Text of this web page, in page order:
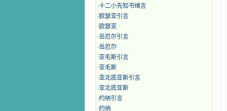
·十二小先知书绪言
·欧瑟亚引言
·欧瑟亚
·岳厄尔引言
·岳厄尔
·亚毛斯引言
·亚毛斯
·亚北底亚斯引言
·亚北底亚斯
·约纳引言
·约纳